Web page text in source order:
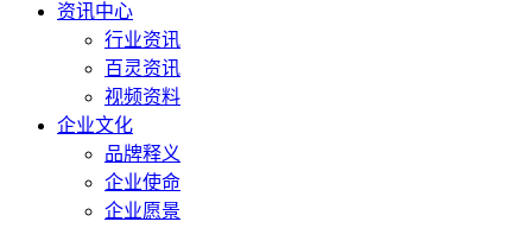
资讯中心
行业资讯
百灵资讯
视频资料
企业文化
品牌释义
企业使命
企业愿景